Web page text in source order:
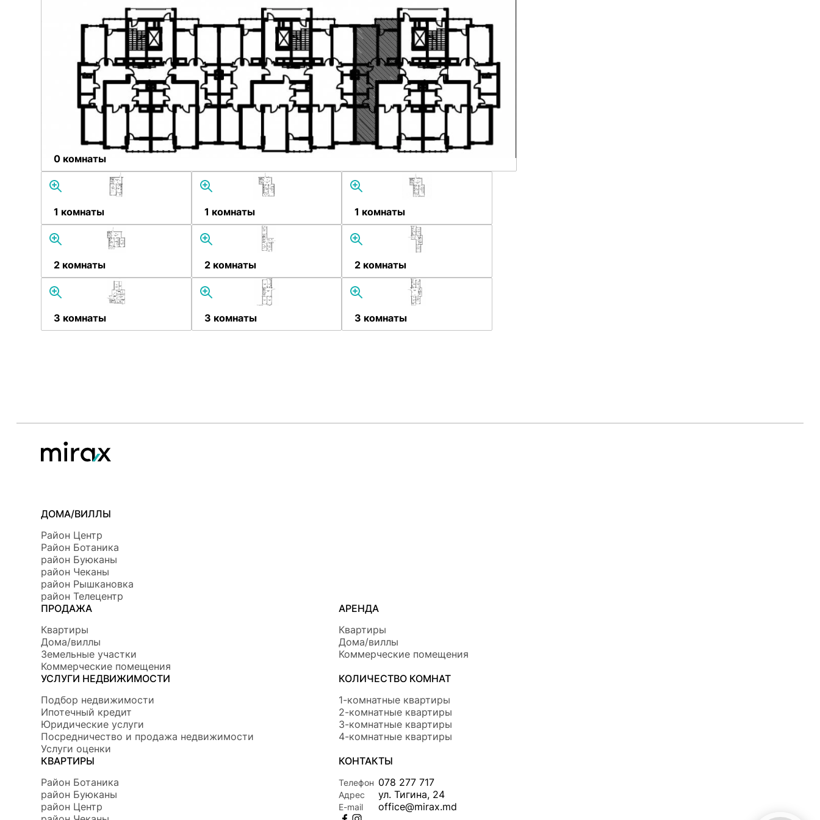
0 комнаты
1 комнаты 1 комнаты 1 комнаты
2 комнаты 2 комнаты 2 комнаты
3 комнаты 3 комнаты 3 комнаты
ДОМА/ВИЛЛЫ
Район Центр
Район Ботаникa
район Буюканы
район Чеканы
район Рышкановка
район Телецентр
ПРОДАЖА
Квартиры
Дома/виллы
Земельные участки
Коммерческие помещения
АРЕНДА
Квартиры
Дома/виллы
Коммерческие помещения
УСЛУГИ НЕДВИЖИМОСТИ
Подбор недвижимости
Ипотечный кредит
Юридические услуги
Посредничество и продажа недвижимости
Услуги оценки
КОЛИЧЕСТВО КОМНАТ
1-комнатные квартиры
2-комнатные квартиры
3-комнатные квартиры
4-комнатные квартиры
КВАРТИРЫ
Район Ботаникa
район Буюканы
район Центр
КОНТАКТЫ
Телефон 078 277 717
Адрес ул. Тигина, 24
E-mail office@mirax.md